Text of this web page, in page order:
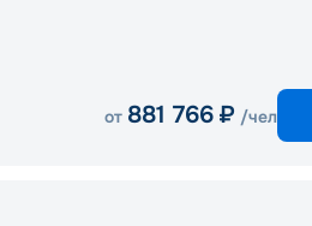
от 881 766 ₽ /чел